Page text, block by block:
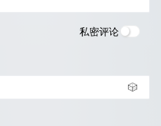
私密评论
🎲